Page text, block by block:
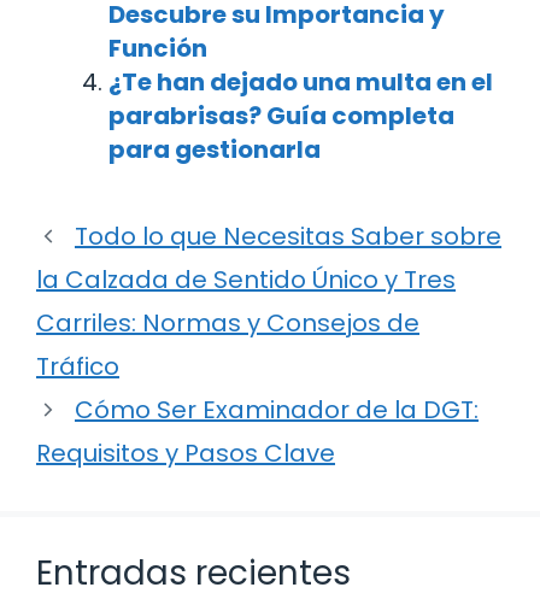
Descubre su Importancia y
Función
¿Te han dejado una multa en el
parabrisas? Guía completa
para gestionarla
Todo lo que Necesitas Saber sobre
la Calzada de Sentido Único y Tres
Carriles: Normas y Consejos de
Tráfico
Cómo Ser Examinador de la DGT:
Requisitos y Pasos Clave
Entradas recientes